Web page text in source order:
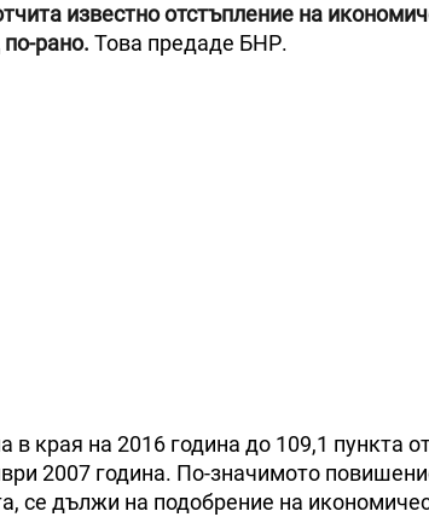
известно отстъпление на
рано. Това предаде БНР.
края на 2016 година до 109,1 пункта
2007 година. По-значимото
се дължи на подобрение на